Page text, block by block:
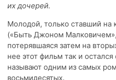
их дочерей.
Молодой, только ставший
(«Быть Джоном
потерявшаяся затем на
нее этот фильм так и
называют одним из самых
восьмидесятых.